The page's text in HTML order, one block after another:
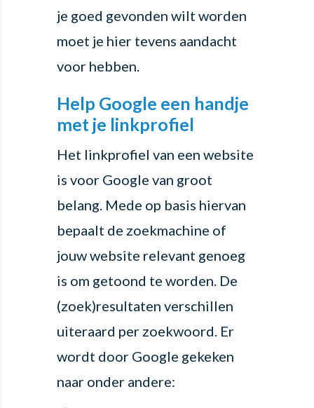
je goed gevonden wilt worden
moet je hier tevens aandacht
voor hebben.
Help Google een handje
met je linkprofiel
Het linkprofiel van een website
is voor Google van groot
belang. Mede op basis hiervan
bepaalt de zoekmachine of
jouw website relevant genoeg
is om getoond te worden. De
(zoek)resultaten verschillen
uiteraard per zoekwoord. Er
wordt door Google gekeken
naar onder andere: